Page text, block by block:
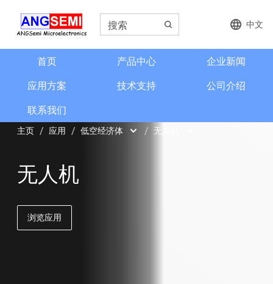
中文
首页 产品中心
企业新闻
应用方案
技术支持
公司介绍
联系我们
主页 应用 低空经济体
低空经济体
无人机
无人机
浏览应用